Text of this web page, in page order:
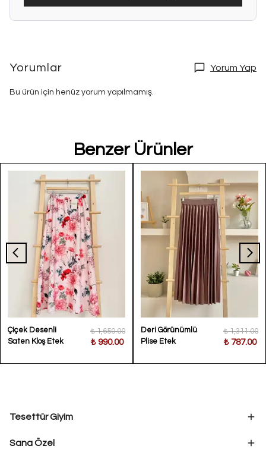
Yorumlar Yorum Yap
Bu ürün için henüz yorum yapılmamış.
Benzer Ürünler
Çiçek Desenli
Saten Kloş Etek
₺ 1,650.00
₺ 990.00
Deri Görünümlü
Plise Etek
₺ 1,311.00
₺ 787.00
Tesettür Giyim
Sana Özel